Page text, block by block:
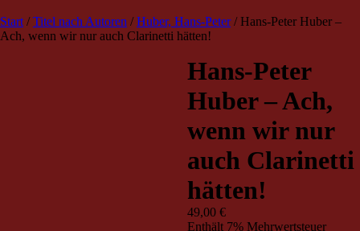
TRIO Musik Edition
Musikverlag
Start /Titel nach Autoren /Huber, Hans-Peter/ Hans-Peter Huber –
Ach, wenn wir nur auch Clarinetti hätten!
Hans-Peter
Huber – Ach,
wenn wir nur
auch Clarinetti
hätten!
49,00 €
Enthält 7% Mehrwertsteuer